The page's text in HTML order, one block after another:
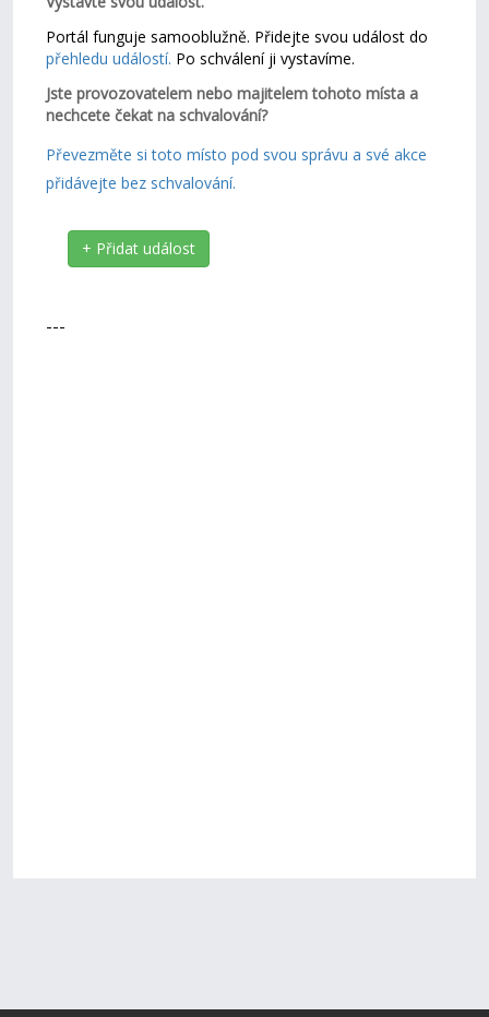
Portál funguje samooblužně. Přidejte svou událost do
přehledu událostí. Po schválení ji vystavíme.
Jste provozovatelem nebo majitelem tohoto místa a
nechcete čekat na schvalování?
Převezměte si toto místo pod svou správu a své akce
přidávejte bez schvalování.
+ Přidat událost
---